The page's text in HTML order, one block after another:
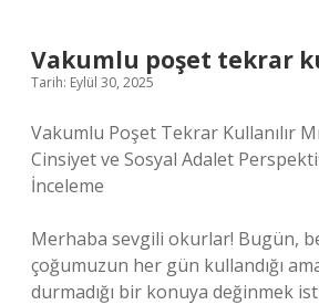
Vakumlu poşet tekrar
Tarih: Eylül 30, 2025
Vakumlu Poşet Tekrar Kullanılır
Cinsiyet ve Sosyal Adalet
İnceleme
Merhaba sevgili okurlar! Bugün,
çoğumuzun her gün kullandığı
durmadığı bir konuya değinmek